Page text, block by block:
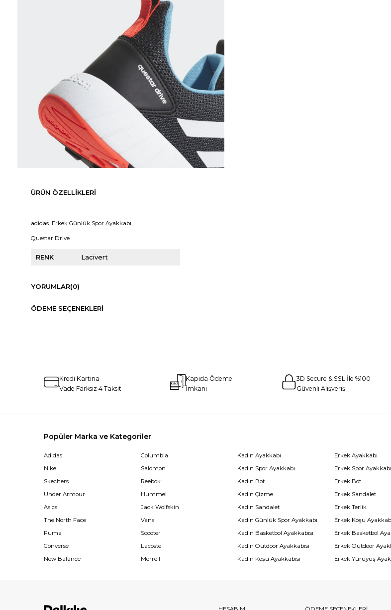
ÜRÜN ÖZELLIKLERI
adidas Erkek Günlük Spor Ayakkabı
Questar Drive
RENK Lacivert
YORUMLAR(0)
ÖDEME SEÇENEKLERI
Kredi Kartına
Vade Farksız 4 Taksit
Kapıda Ödeme
İmkanı
3D Secure & SSL İle %100
Güvenli Alışveriş
Popüler Marka ve Kategoriler
Adidas
Nike
Skechers
Under Armour
Asics
The North Face
Puma
Converse
New Balance
Columbia
Salomon
Reebok
Hummel
Jack Wolfskin
Vans
Scooter
Lacoste
Merrell
Kadın Ayakkabı
Kadın Spor Ayakkabı
Kadın Bot
Kadın Çizme
Kadın Sandalet
Kadın Günlük Spor Ayakkabı
Kadın Basketbol Ayakkabısı
Kadın Outdoor Ayakkabısı
Kadın Koşu Ayakkabısı
Erkek Ayakkabı
Erkek Spor Ayakkabı
Erkek Bot
Erkek Sandalet
Erkek Terlik
Erkek Koşu
Erkek Basketbol
Erkek Outdoor
Erkek Yürüyüş